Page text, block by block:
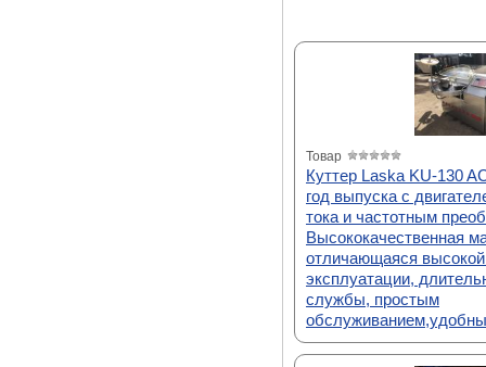
Товар
Куттер Laska KU-130
год выпуска с
тока и частотным
Высококачественная
отличающаяся
эксплуатации,
службы, простым